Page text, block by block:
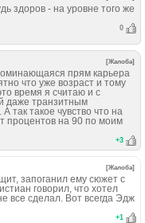
здоров - на уровне того же
0
[Жалоба]
прям карьера
что уже возраст и тому
время я считаю и с
даже транзитным
так такое чувство что на
процентов на 90 по моим
+3
[Жалоба]
запоганил ему сюжет с
говорил, что хотел
все сделал. Вот всегда Эдж
+1